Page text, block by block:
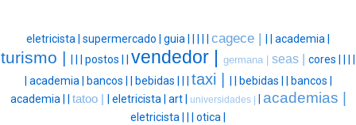
eletricista | supermercado | guia | cagece | academia |
turismo | postos | vendedor | germana | seas | cores |
academia | bancos | bebidas | taxi | bebidas |
bancos |
academia |
tatoo | eletricista | art | universidades | academias |
eletricista | otica |